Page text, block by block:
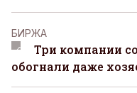
БИРЖА
Три компании
обогнали даже